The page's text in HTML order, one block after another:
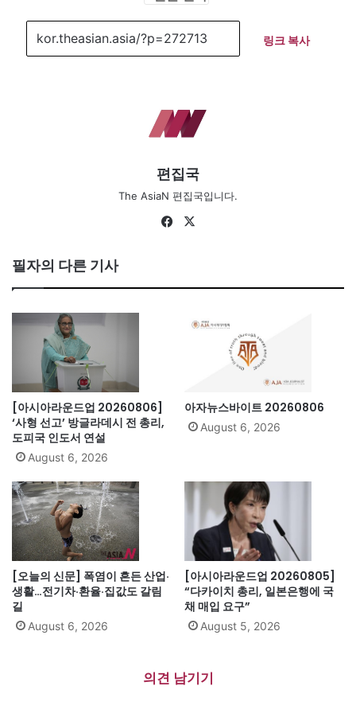
링크 복사
편집국
The AsiaN 편집국입니다.
Fa
필자의 다른 기사
[아시아라운드업 20260806]
‘사형 선고’ 방글라데시 전 총리,
도피국 인도서 연설
August 6, 2026
아자뉴스바이트 20260806
August 6, 2026
[오늘의 신문] 폭염이 흔든 산업·
생활…전기차·환율·집값도 갈림
길
August 6, 2026
[아시아라운드업 20260805]
“다카이치 총리, 일본은행에 국
채 매입 요구”
August 5, 2026
의견 남기기